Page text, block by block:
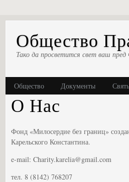
Общество
Тако да просветится свет ваш
Общество Документы
О Нас
Фонд «Милосердие без границ»
Карельского Константина.
e-mail: Charity.karelia@gmail.com
тел. 8 (8142) 768207